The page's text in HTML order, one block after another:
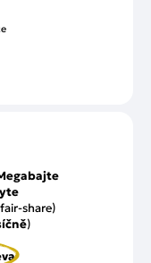
share)
)